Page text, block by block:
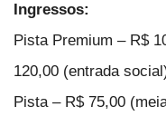
Ingressos:
Pista Premium – R$
120,00 (entrada
Pista – R$ 75,00